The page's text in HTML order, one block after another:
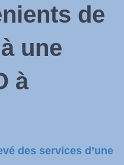
de
une
à
des services d’une